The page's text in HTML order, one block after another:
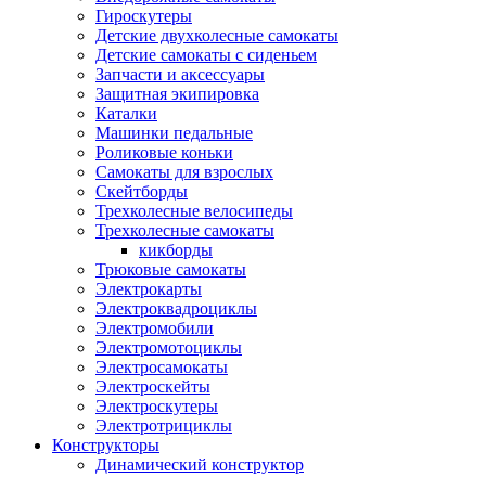
Гироскутеры
Детские двухколесные самокаты
Детские самокаты с сиденьем
Запчасти и аксессуары
Защитная экипировка
Каталки
Машинки педальные
Роликовые коньки
Самокаты для взрослых
Скейтборды
Трехколесные велосипеды
Трехколесные самокаты
кикборды
Трюковые самокаты
Электрокарты
Электроквадроциклы
Электромобили
Электромотоциклы
Электросамокаты
Электроскейты
Электроскутеры
Электротрициклы
Конструкторы
Динамический конструктор